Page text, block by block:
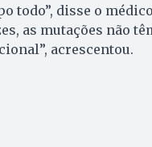
todo”, disse o
as mutações não
acrescentou.